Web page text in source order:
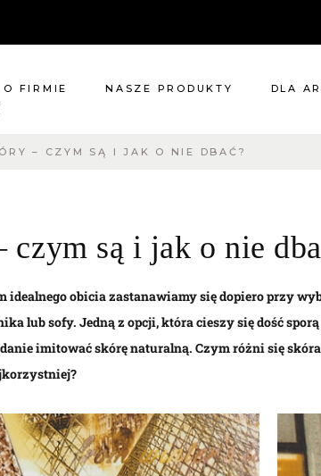
O FIRMIE
O co pytacie?
Napisz do nas
NASZE PRODUKTY
Renowacje
Kuchnie
Dodatki
Tkaniny
Katalog
DLA
– CZYM SĄ I JAK O NIE DBAĆ?
czym są i jak o nie
idealnego obicia zastanawiamy się dopiero przy
lub sofy. Jedną z opcji, która cieszy się dość
imitować skórę naturalną. Czym różni się